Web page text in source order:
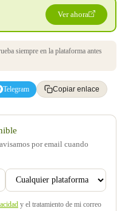
Ver ahora
siempre en la plataforma antes
Telegram Copiar enlace
por email cuando
y el tratamiento de mi correo